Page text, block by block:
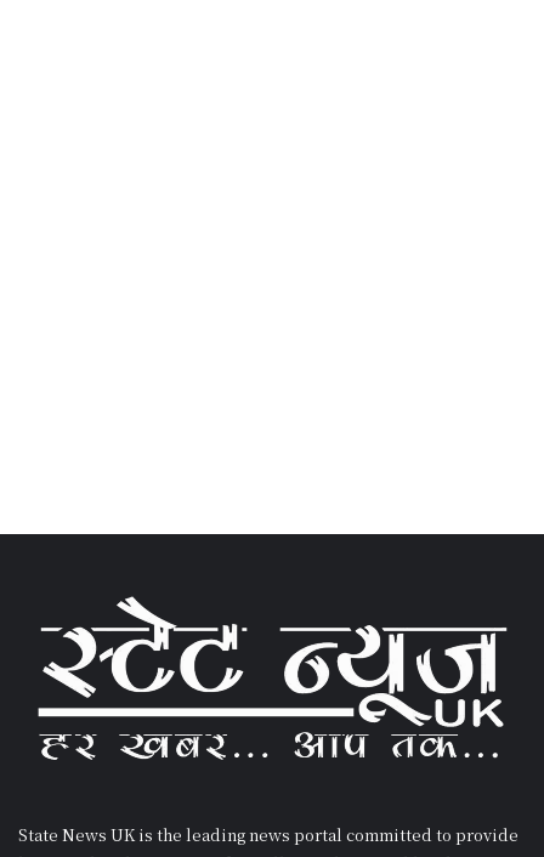
State News UK is the leading news portal committed to provide